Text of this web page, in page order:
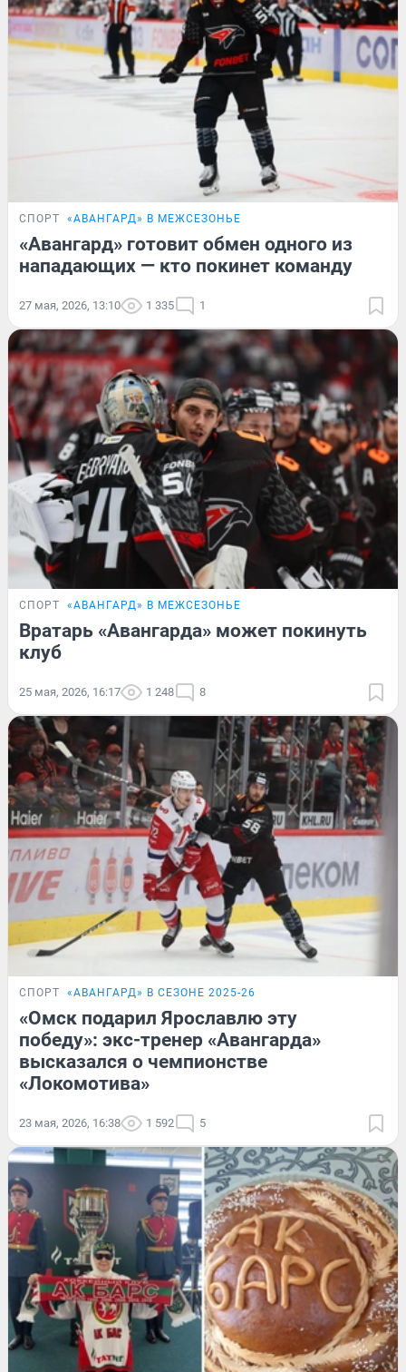
СПОРТ «АВАНГАРД» В МЕЖСЕЗОНЬЕ
«Авангард» готовит обмен одного из
нападающих — кто покинет команду
27 мая, 2026, 13:10 1 335 1
СПОРТ «АВАНГАРД» В МЕЖСЕЗОНЬЕ
Вратарь «Авангарда» может покинуть
клуб
25 мая, 2026, 16:17 1 248 8
СПОРТ «‎АВАНГАРД» В СЕЗОНЕ 2025-26
«Омск подарил Ярославлю эту
победу»: экс-тренер «Авангарда»
высказался о чемпионстве
«Локомотива»
23 мая, 2026, 16:38 1 592 5